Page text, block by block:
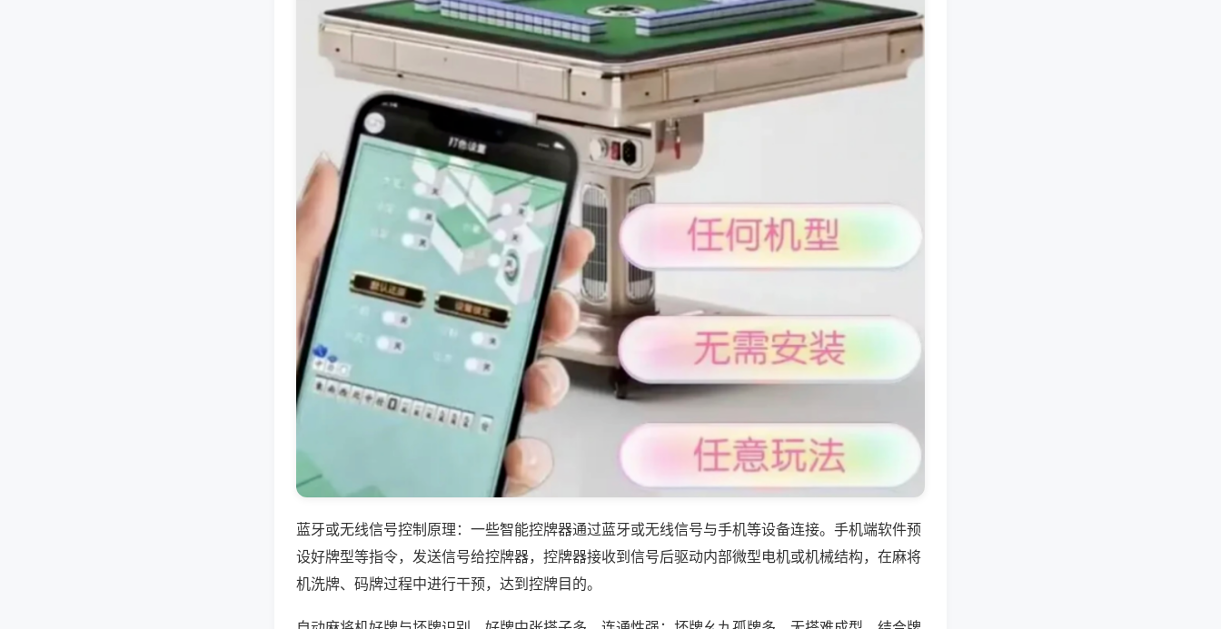
蓝牙或无线信号控制原理：一些智能控牌器通过蓝牙或无线信号与手机等设备连接。手机端软件预
设好牌型等指令，发送信号给控牌器，控牌器接收到信号后驱动内部微型电机或机械结构，在麻将
机洗牌、码牌过程中进行干预，达到控牌目的。